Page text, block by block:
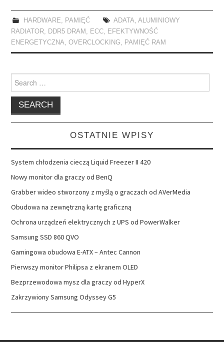
HARDWARE, PAMIĘĆ ADATA, ALUMINIOWY
RADIATOR, DDR5 DRAM , ECC, EFEKTYWNOŚĆ
ENERGETYCZNA,OVERCLOCKING, PAMIĘĆ RAM
Search
for:
OSTATNIE WPISY
System chłodzenia cieczą Liquid Freezer II 420
Nowy monitor dla graczy od BenQ
Grabber wideo stworzony z myślą o graczach od AVerMedia
Obudowa na zewnętrzną kartę graficzną
Ochrona urządzeń elektrycznych z UPS od PowerWalker
Samsung SSD 860 QVO
Gamingowa obudowa E-ATX – Antec Cannon
Pierwszy monitor Philipsa z ekranem OLED
Bezprzewodowa mysz dla graczy od HyperX
Zakrzywiony Samsung Odyssey G5